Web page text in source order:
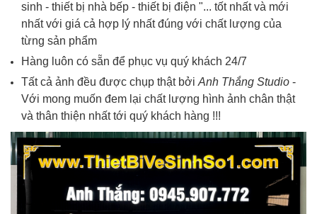
sinh - thiết bị nhà bếp - thiết bị điện "... tốt nhất và mới
nhất với giá cả hợp lý nhất đúng với chất lượng của
từng sản phẩm
Hàng luôn có sẵn để phục vụ quý khách 24/7
Tất cả ảnh đều được chụp thật bởi Anh Thắng Studio -
Với mong muốn đem lại chất lượng hình ảnh chân thật
và thân thiện nhất tới quý khách hàng !!!